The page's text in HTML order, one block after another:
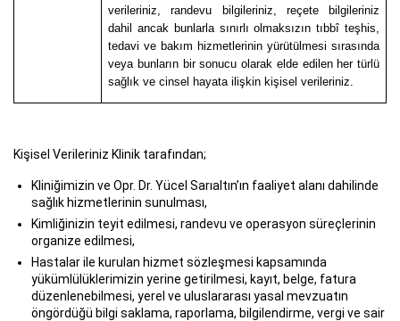
verileriniz, randevu bilgileriniz, reçete bilgileriniz
dahil ancak bunlarla sınırlı olmaksızın tıbbî teşhis,
tedavi ve bakım hizmetlerinin yürütülmesi sırasında
veya bunların bir sonucu olarak elde edilen her türlü
sağlık ve cinsel hayata ilişkin kişisel verileriniz.
Kişisel Verileriniz Klinik tarafından;
Kliniğimizin ve Opr. Dr. Yücel Sarıaltın’ın faaliyet alanı dahilinde
sağlık hizmetlerinin sunulması,
Kimliğinizin teyit edilmesi, randevu ve operasyon süreçlerinin
organize edilmesi,
Hastalar ile kurulan hizmet sözleşmesi kapsamında
yükümlülüklerimizin yerine getirilmesi, kayıt, belge, fatura
düzenlenebilmesi, yerel ve uluslararası yasal mevzuatın
öngördüğü bilgi saklama, raporlama, bilgilendirme, vergi ve sair